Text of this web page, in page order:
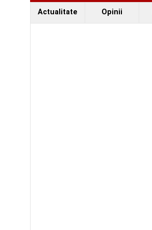
Actualitate Opinii